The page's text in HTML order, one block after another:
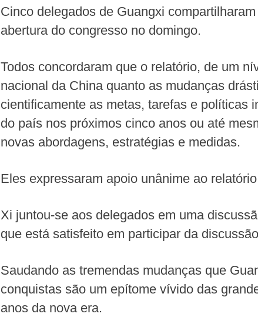
Cinco delegados de Guangxi
abertura do congresso no domingo.
Todos concordaram que o relatório, de um
nacional da China quanto as mudanças
cientificamente as metas, tarefas e políticas
do país nos próximos cinco anos ou até
novas abordagens, estratégias e medidas.
Eles expressaram apoio unânime ao
Xi juntou-se aos delegados em uma
que está satisfeito em participar da
Saudando as tremendas mudanças que
conquistas são um epítome vívido das
anos da nova era.